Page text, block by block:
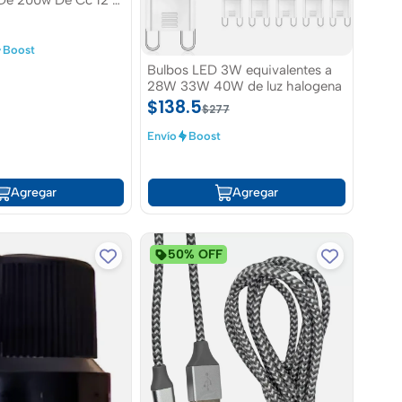
Boost
Agregar
Bulbos LED 3W equivalentes a
28W 33W 40W de luz halogena
$138.5$277
Envío Boost
Agregar
50% OFF